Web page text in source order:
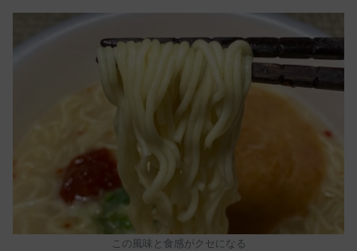
この風味と食感がクセになる